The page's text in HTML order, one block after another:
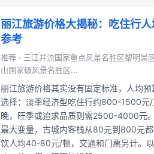
丽江旅游价格大揭秘：吃住行
参考
推荐 · 三江并流国家重点风景名胜区黎明景
山国家级风景名胜区...
丽江旅游价格其实没有固定标准，人均预
选择：淡季经济型吃住行约800-1500元
晚，旺季或追求品质则需2500-4000元
最大变量，古城内客栈从80元到800元
饮人均40-80元/顿，交通和门票另计。